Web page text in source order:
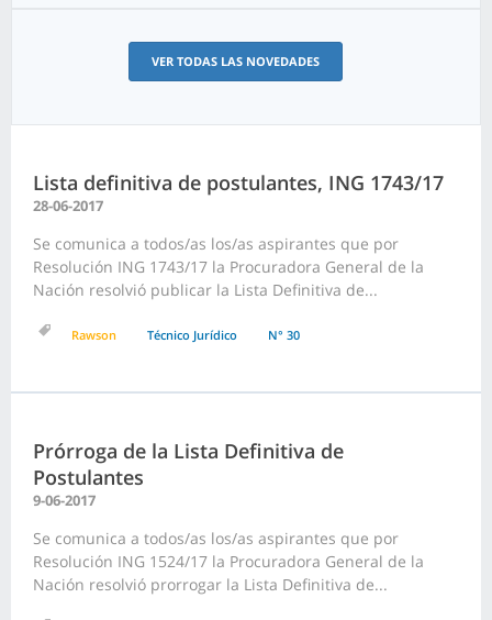
VER TODAS LAS NOVEDADES
Lista definitiva de postulantes, ING 1743/17
28-06-2017
Se comunica a todos/as los/as aspirantes que por
Resolución ING 1743/17 la Procuradora General de la
Nación resolvió publicar la Lista Definitiva de...
Rawson Técnico Jurídico N° 30
Prórroga de la Lista Definitiva de
Postulantes
9-06-2017
Se comunica a todos/as los/as aspirantes que por
Resolución ING 1524/17 la Procuradora General de la
Nación resolvió prorrogar la Lista Definitiva de...